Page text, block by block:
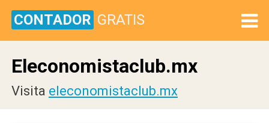
CONTADOR GRATIS
Eleconomistaclub.mx
Visita eleconomistaclub.mx